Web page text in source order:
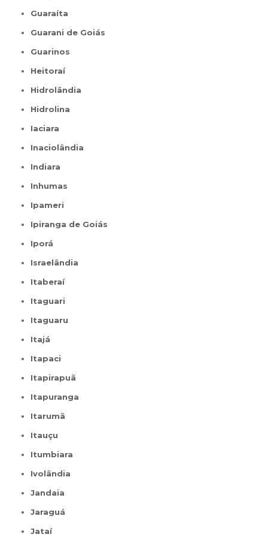
Guaraíta
Guarani de Goiás
Guarinos
Heitoraí
Hidrolândia
Hidrolina
Iaciara
Inaciolândia
Indiara
Inhumas
Ipameri
Ipiranga de Goiás
Iporá
Israelândia
Itaberaí
Itaguari
Itaguaru
Itajá
Itapaci
Itapirapuã
Itapuranga
Itarumã
Itauçu
Itumbiara
Ivolândia
Jandaia
Jaraguá
Jataí